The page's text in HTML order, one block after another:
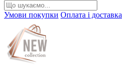
Умови покупки Оплата і доставка